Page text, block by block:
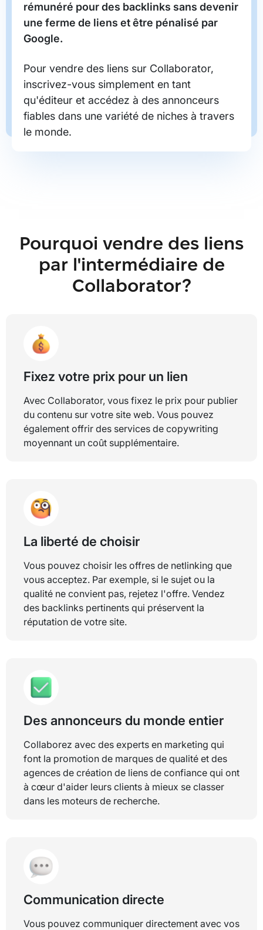
rémunéré pour des backlinks sans devenir
une ferme de liens et être pénalisé par
Google.
Pour vendre des liens sur Collaborator,
inscrivez-vous simplement en tant
qu'éditeur et accédez à des annonceurs
fiables dans une variété de niches à travers
le monde.
Pourquoi vendre des liens
par l'intermédiaire de
Collaborator?
Fixez votre prix pour un lien
Avec Collaborator, vous fixez le prix pour publier
du contenu sur votre site web. Vous pouvez
également offrir des services de copywriting
moyennant un coût supplémentaire.
La liberté de choisir
Vous pouvez choisir les offres de netlinking que
vous acceptez. Par exemple, si le sujet ou la
qualité ne convient pas, rejetez l'offre. Vendez
des backlinks pertinents qui préservent la
réputation de votre site.
Des annonceurs du monde entier
Collaborez avec des experts en marketing qui
font la promotion de marques de qualité et des
agences de création de liens de confiance qui ont
à cœur d'aider leurs clients à mieux se classer
dans les moteurs de recherche.
Communication directe
Vous pouvez communiquer directement avec vos